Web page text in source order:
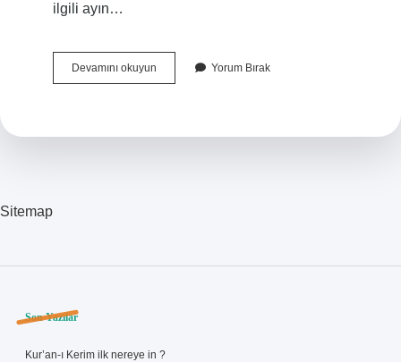
ilgili ayın…
Devamını okuyunApartman
Aidatı
Yorum Bırak
Sitemap
Sidebar
Son Yazılar
Kur’an-ı Kerim ilk nereye in ?